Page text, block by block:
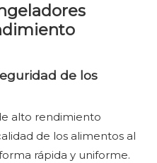
de los
alto rendimiento
de los alimentos al
rápida y uniforme.